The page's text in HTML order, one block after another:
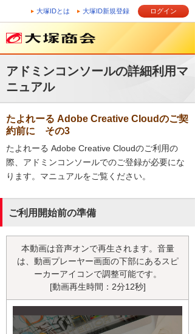
大塚IDとは 大塚ID新規登録 ログイン
アドミンコンソールの詳細利用マ
ニュアル
たよれーる Adobe Creative Cloudのご契
約前に その3
たよれーる Adobe Creative Cloudのご利用の
際、アドミンコンソールでのご登録が必要にな
ります。マニュアルをご覧ください。
ご利用開始前の準備
本動画は音声オンで再生されます。音量
は、動画プレーヤー画面の下部にあるスピ
ーカーアイコンで調整可能です。
[動画再生時間：2分12秒]